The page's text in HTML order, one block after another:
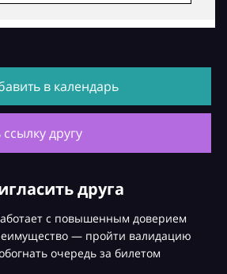
в календарь
другу
друга
с повышенным доверием
— пройти валидацию
очередь за билетом